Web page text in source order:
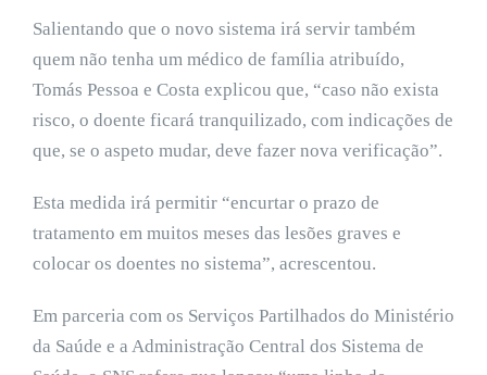
Salientando que o novo sistema irá servir também
quem não tenha um médico de família atribuído,
Tomás Pessoa e Costa explicou que, “caso não exista
risco, o doente ficará tranquilizado, com indicações de
que, se o aspeto mudar, deve fazer nova verificação”.
Esta medida irá permitir “encurtar o prazo de
tratamento em muitos meses das lesões graves e
colocar os doentes no sistema”, acrescentou.
Em parceria com os Serviços Partilhados do Ministério
da Saúde e a Administração Central dos Sistema de